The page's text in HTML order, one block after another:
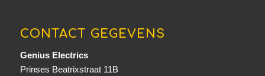
CONTACT GEGEVENS
Genius Electrics
Prinses Beatrixstraat 11B